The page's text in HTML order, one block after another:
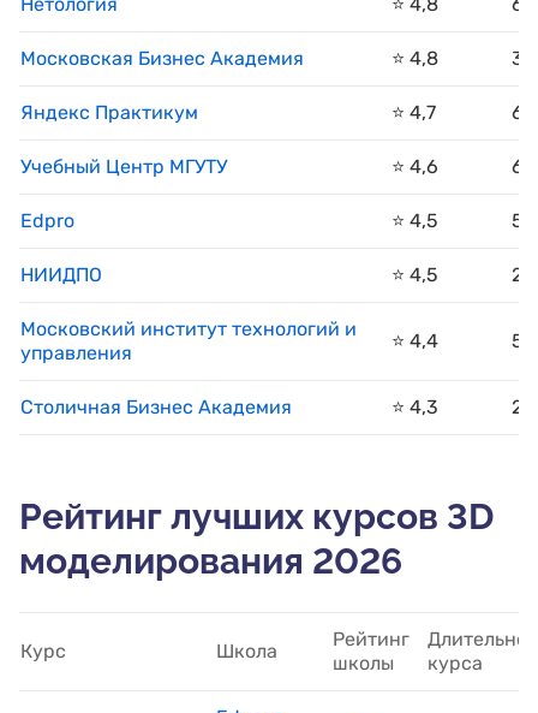
Московская Бизнес Академия ⭐️ 4,8 37
Яндекс Практикум ⭐️ 4,7 66
Учебный Центр МГУТУ ⭐️ 4,6 62
Edpro ⭐️ 4,5 56
НИИДПО ⭐️ 4,5 20
Московский институт технологий и
управления
⭐️ 4,4 51
Столичная Бизнес Академия ⭐️ 4,3 25
Рейтинг лучших курсов 3D
моделирования 2026
Курс Школа
Рейтинг
школы
курса